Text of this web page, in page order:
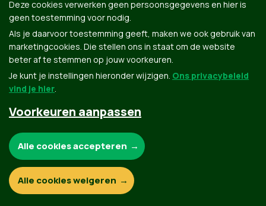
Deze cookies verwerken geen persoonsgegevens en hier is
geen toestemming voor nodig.
Als je daarvoor toestemming geeft, maken we ook gebruik van
marketingcookies. Die stellen ons in staat om de website
beter af te stemmen op jouw voorkeuren.
Je kunt je instellingen hieronder wijzigen. Ons privacybeleid
vind je hier.
Voorkeuren aanpassen
Functionele en analytische cookies:
Alle cookies accepteren
Alle cookies weigeren